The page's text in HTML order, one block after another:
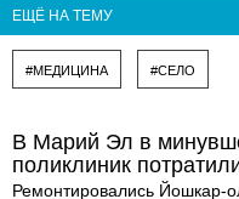
ЕЩЁ НА ТЕМУ
#МЕДИЦИНА #СЕЛО
В Марий Эл в
поликлиник
Ремонтировались Йошкар-